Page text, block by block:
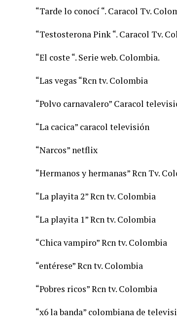
“Tarde lo conocí “. Caracol Tv.
“Testosterona Pink “. Caracol Tv.
“El coste “. Serie web. Colombia.
“Las vegas “Rcn tv. Colombia
“Polvo carnavalero” Caracol
“La cacica” caracol televisión
“Narcos” netflix
“Hermanos y hermanas” Rcn Tv.
“La playita 2” Rcn tv. Colombia
“La playita 1” Rcn tv. Colombia
“Chica vampiro” Rcn tv. Colombia
“entérese” Rcn tv. Colombia
“Pobres ricos” Rcn tv. Colombia
“x6 la banda” colombiana de